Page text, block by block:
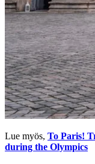
Lue myös, To Paris!
during the Olympics